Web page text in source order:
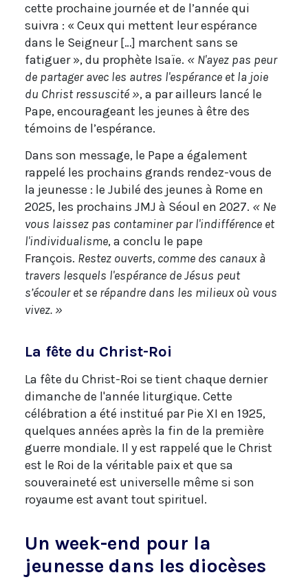
cette prochaine journée et de l’année qui
suivra : « Ceux qui mettent leur espérance
dans le Seigneur […] marchent sans se
fatiguer », du prophète Isaïe. « N'ayez pas peur
de partager avec les autres l'espérance et la joie
du Christ ressuscité », a par ailleurs lancé le
Pape, encourageant les jeunes à être des
témoins de l’espérance.
Dans son message, le Pape a également
rappelé les prochains grands rendez-vous de
la jeunesse : le Jubilé des jeunes à Rome en
2025, les prochains JMJ à Séoul en 2027. « Ne
vous laissez pas contaminer par l'indifférence et
l'individualisme, a conclu le pape
François. Restez ouverts, comme des canaux à
travers lesquels l'espérance de Jésus peut
s’écouler et se répandre dans les milieux où vous
vivez. »
La fête du Christ-Roi
La fête du Christ-Roi se tient chaque dernier
dimanche de l'année liturgique. Cette
célébration a été institué par Pie XI en 1925,
quelques années après la fin de la première
guerre mondiale. Il y est rappelé que le Christ
est le Roi de la véritable paix et que sa
souveraineté est universelle même si son
royaume est avant tout spirituel.
Un week-end pour la
jeunesse dans les diocèses